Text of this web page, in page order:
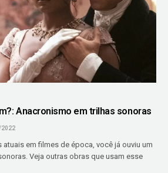
Anacronismo em trilhas sonoras
atuais em filmes de época, você já ouviu um
Veja outras obras que usam esse